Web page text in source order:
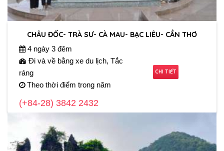
CHÂU ĐỐC- TRÀ SƯ- CÀ MAU- BẠC LIÊU- CẦN THƠ
4 ngày 3 đêm
Đi và về bằng xe du lịch, Tắc
ráng
Theo thời điểm trong năm
(+84-28) 3842 2432
CHI TIẾT